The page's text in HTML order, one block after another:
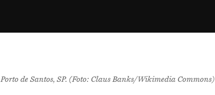
Porto de Santos, SP. (Foto: Claus Banks/Wikimedia Commons)